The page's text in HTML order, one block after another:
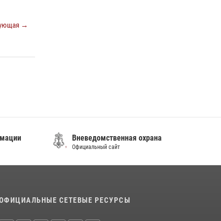
→
Вневедомственная охрана
Официальный сайт
СЕТЕВЫЕ РЕСУРСЫ